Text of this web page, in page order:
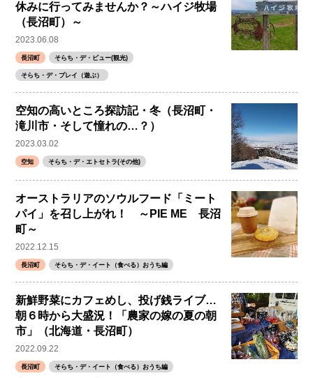
休みに行ってみませんか？～ハイジ牧場
（長沼町）～
2023.06.08
長沼町 そらち・デ・ビュー(観光)
そらち・デ・プレイ（遊ぶ）
空知の高いところ探訪記・冬（長沼町・
滝川市・そして憧れの…？）
2023.03.02
空知 そらち・デ・エトセトラ(その他)
オーストラリアのソウルフード「ミート
パイ」を召し上がれ！ ～PIE ME 長沼
町～
2022.12.15
長沼町 そらち・デ・イート（食べる）おうち編
新鮮野菜にカフェめし、投げ銭ライブ…
朝６時から大盛況！「農家の嫁の夏の朝
市」（北海道・長沼町）
2022.09.22
長沼町 そらち・デ・イート（食べる）おうち編